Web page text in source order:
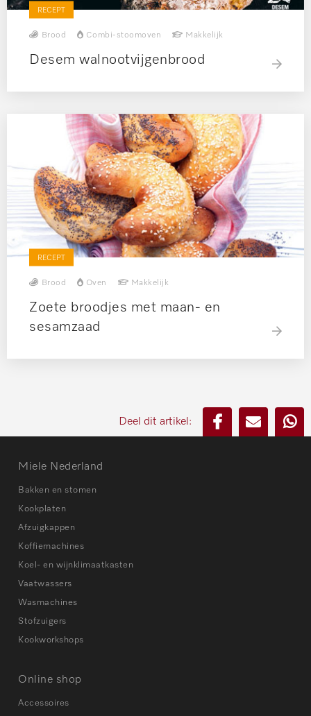
RECEPT
Brood Combi-stoomoven Makkelijk
Desem walnootvijgenbrood
RECEPT
Brood Oven Makkelijk
Zoete broodjes met maan- en
sesamzaad
Deel dit artikel:
Miele Nederland
Bakken en stomen
Kookplaten
Afzuigkappen
Koffiemachines
Koel- en wijnklimaatkasten
Vaatwassers
Wasmachines
Stofzuigers
Kookworkshops
Online shop
Accessoires